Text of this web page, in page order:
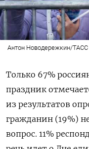
Антон Новодережкин/ТАСС
Только 67%
праздник
из результатов
гражданин (19%)
вопрос. 11%